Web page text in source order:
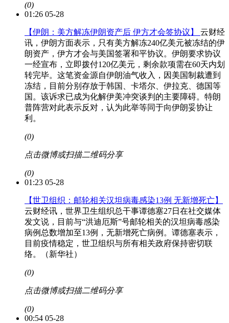
(0)
01:26 05-28
【伊朗：美方解冻伊朗资产后 伊方才会签协议】 云财经
讯，伊朗方面表示，只有美方解冻240亿美元被冻结的伊
朗资产，伊方才会与美国签署和平协议。伊朗要求协议
一经宣布，立即拨付120亿美元，剩余款项需在60天内划
转完毕。这笔资金源自伊朗油气收入，因美国制裁遭到
冻结，目前分别存放于韩国、卡塔尔、伊拉克、德国等
国。该诉求已成为化解伊美冲突谈判的主要障碍。特朗
普阵营对此表示反对，认为此举等同于向伊朗妥协让
利。
(0)
点击微博或扫描二维码分享
(0)
01:23 05-28
【世卫组织：邮轮相关汉坦病毒感染13例 无新增死亡】
云财经讯，世界卫生组织总干事谭德塞27日在社交媒体
发文说，目前与“洪迪厄斯”号邮轮相关的汉坦病毒感染
病例总数增加至13例，无新增死亡病例。谭德塞表示，
目前疫情稳定，世卫组织与所有相关政府保持密切联
络。（新华社）
(0)
点击微博或扫描二维码分享
(0)
00:54 05-28